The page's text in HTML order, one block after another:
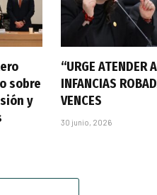
sobre
y
“URGE ATENDER
INFANCIAS
VENCES
30 junio, 2026